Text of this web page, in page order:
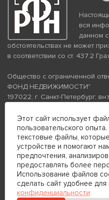
вся
данном
обстоятельствах не может
в соответствии со ст. 437.2
Общество с ограниченной
ФОНД НЕДВИЖИМОСТИ"
197022, г. Санкт-Петербург,
помещение 26Н, комната 103
ИНН 7813672570 КПП
Политика конфиденциальности
персональных данных
Телефон для связи:
+7 (812) 200-99-98
+7 (812) 200-88-89
Этот сайт использует
пользовательского
текстовые файлы,
устройстве и помогают
предпочтения,
предоставлять более
Использование файлов
сделать сайт удобнее для
конфиденциальности